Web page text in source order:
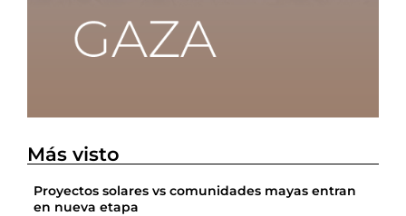
Más visto
Proyectos solares vs comunidades mayas entran
en nueva etapa